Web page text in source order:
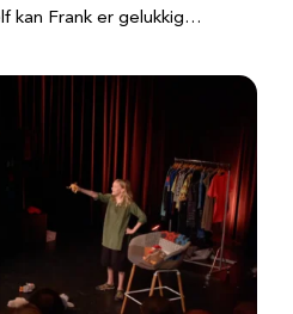
kan Frank er gelukkig…